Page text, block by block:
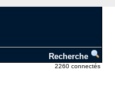
Recherche
2260 connectés